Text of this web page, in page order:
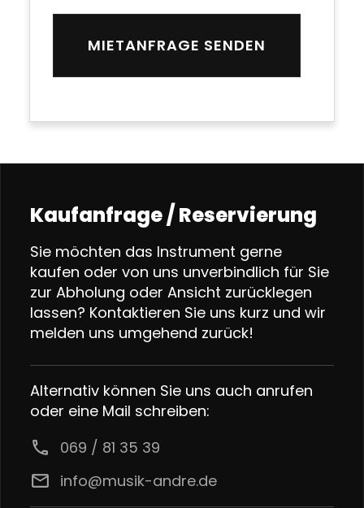
Kaufanfrage / Reservierung
Sie möchten das Instrument gerne
kaufen oder von uns unverbindlich für Sie
zur Abholung oder Ansicht zurücklegen
lassen? Kontaktieren Sie uns kurz und wir
melden uns umgehend zurück!
Alternativ können Sie uns auch anrufen
oder eine Mail schreiben:
call
069 / 81 35 39
email info@musik-andre.de